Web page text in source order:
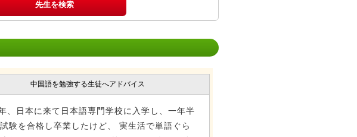
先生を検索
中国語を勉強する生徒へアドバイス
、日本に来て日本語専門学校に入学し、一年半
験を合格し卒業したけど、 実生活で単語ぐら